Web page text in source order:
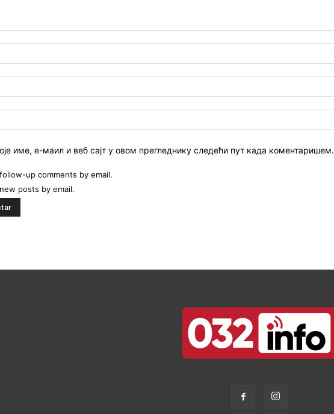
име, е-маил и веб сајт у овом прегледнику следећи пут када коментаришем.
up comments by email.
posts by email.